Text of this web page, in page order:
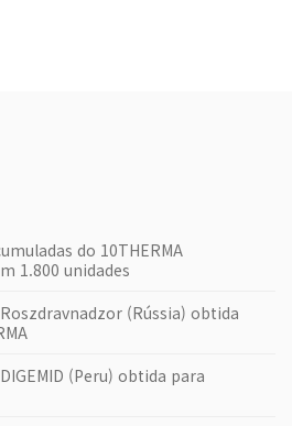
do 10THERMA
1.800 unidades
(Rússia) obtida
(Peru) obtida para